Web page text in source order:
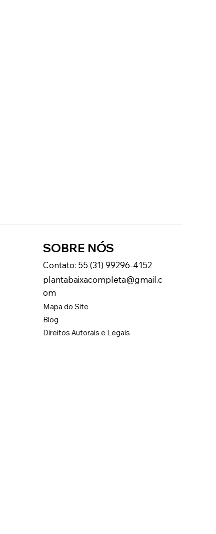
SOBRE NÓS
Contato: 55 (31) 99296-4152
plantabaixacompleta@gmail.c
om
Mapa do Site
Blog
Direitos Autorais e Legais